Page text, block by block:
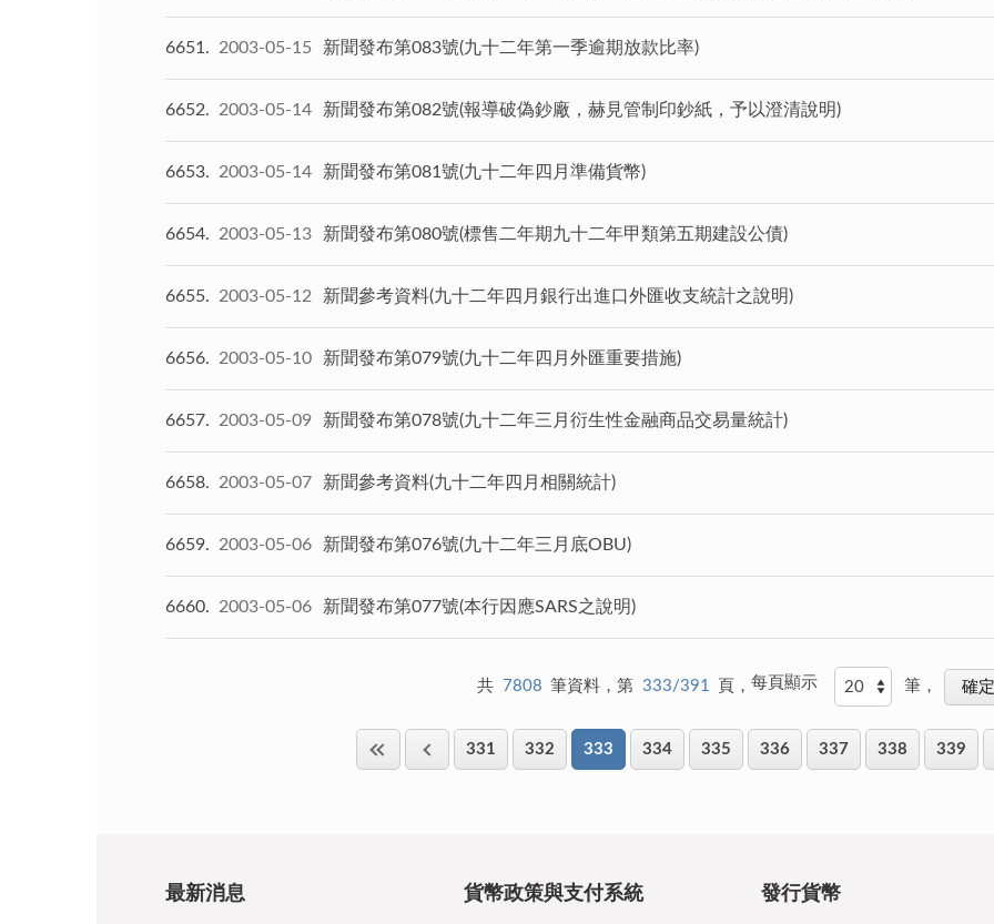
6651 2003-05-15 新聞發布第083號(九十二年第一季逾期放款比率)
6652 2003-05-14 新聞發布第082號(報導破偽鈔廠，赫見管制印鈔紙，予以澄清說明)
6653 2003-05-14 新聞發布第081號(九十二年四月準備貨幣)
6654 2003-05-13 新聞發布第080號(標售二年期九十二年甲類第五期建設公債)
6655 2003-05-12 新聞參考資料(九十二年四月銀行出進口外匯收支統計之說明)
6656 2003-05-10 新聞發布第079號(九十二年四月外匯重要措施)
6657 2003-05-09 新聞發布第078號(九十二年三月衍生性金融商品交易量統計)
6658 2003-05-07 新聞參考資料(九十二年四月相關統計)
6659 2003-05-06 新聞發布第076號(九十二年三月底OBU)
6660 2003-05-06 新聞發布第077號(本行因應SARS之說明)
共 7808 筆資料，第 333/391 頁， 每頁顯示 筆，
331 332 333 334 335 336 337 338 339
最新消息 貨幣政策與支付系統 發行貨幣